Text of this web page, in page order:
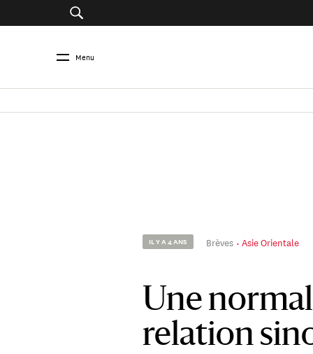
Menu
IL Y A 4 ANS Brèves Asie Orientale
Une
relation